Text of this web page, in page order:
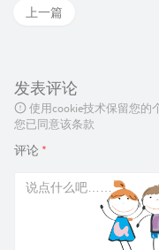
上一篇
发表评论
使用cookie技术保留您的
您已同意该条款
评论 *